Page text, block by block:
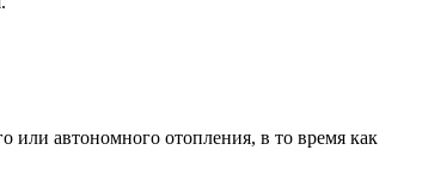
или автономного отопления, в то время как